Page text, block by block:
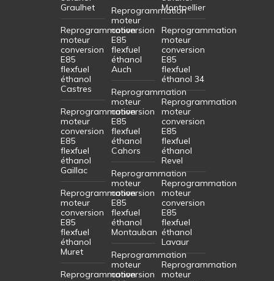
Graulhet
Reprogrammation
moteur
conversion
E85
flexfuel
éthanol
Castres
Reprogrammation
moteur
conversion
E85
flexfuel
éthanol
Gaillac
Reprogrammation
moteur
conversion
E85
flexfuel
éthanol
Muret
Reprogrammation
Reprogrammation
moteur
conversion
E85
flexfuel
éthanol
Auch
Reprogrammation
moteur
conversion
E85
flexfuel
éthanol
Cahors
Reprogrammation
moteur
conversion
E85
flexfuel
éthanol
Montauban
Reprogrammation
moteur
conversion
Montpellier
Reprogrammation
moteur
conversion
E85
flexfuel
éthanol 34
Reprogrammation
moteur
conversion
E85
flexfuel
éthanol
Revel
Reprogrammation
moteur
conversion
E85
flexfuel
éthanol
Lavaur
Reprogrammation
moteur